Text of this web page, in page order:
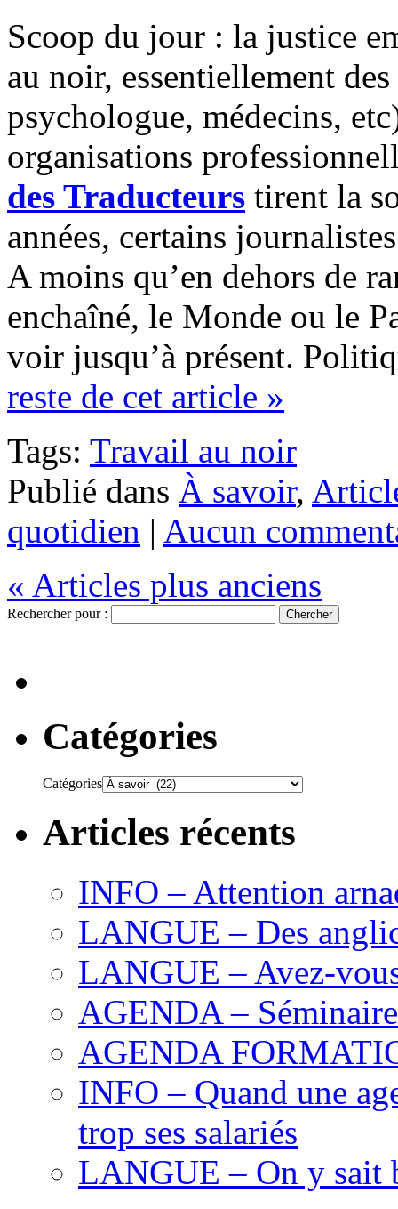
Scoop du jour : la justice
au noir, essentiellement
psychologue, médecins,
organisations
des Traducteurs tirent la
années, certains
A moins qu’en dehors de
enchaîné, le Monde ou le
voir jusqu’à présent.
reste de cet article »
Tags: Travail au noir
Publié dans À savoir,
quotidien | Aucun
« Articles plus anciens
Rechercher pour :
Catégories
Catégories
Articles récents
INFO – Attention
LANGUE – Des
LANGUE – Avez-
AGENDA –
AGENDA
INFO – Quand une
trop ses salariés
LANGUE – On y sait